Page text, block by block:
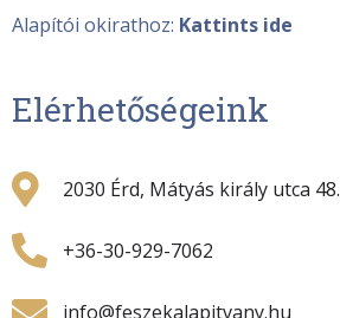
Alapítói okirathoz: Kattints ide
Elérhetőségeink
2030 Érd, Mátyás király utca 48.
+36-30-929-7062
info@feszekalapitvany.hu